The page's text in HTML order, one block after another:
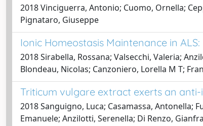
2018 Vinciguerra, Antonio; Cuomo, Ornella;
Pignataro, Giuseppe
Ionic Homeostasis Maintenance in
2018 Sirabella, Rossana; Valsecchi, Valeria;
Blondeau, Nicolas; Canzoniero, Lorella M T;
Triticum vulgare extract exerts an
2018 Sanguigno, Luca; Casamassa, Antonella;
Emanuele; Anzilotti, Serenella; Di Renzo,